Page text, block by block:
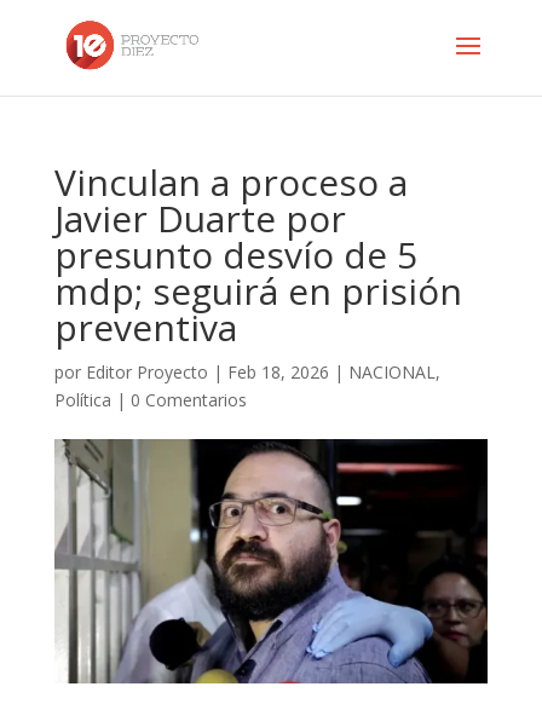
Vinculan a proceso a
Javier Duarte por
presunto desvío de 5
mdp; seguirá en prisión
preventiva
por Editor Proyecto | Feb 18, 2026 | NACIONAL,
Política | 0 Comentarios